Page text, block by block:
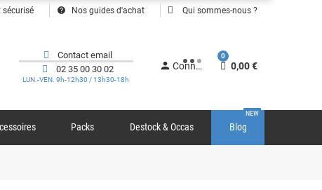
sécurisé help Nos guides d'achat Qui sommes-nous ?
Contact email
02 35 00 30 02
LUN.-VEN. 9h-12h30 / 13h30-18h
person Connexion
0
0,00 €
Packs Destock & Occas Blog
NEW